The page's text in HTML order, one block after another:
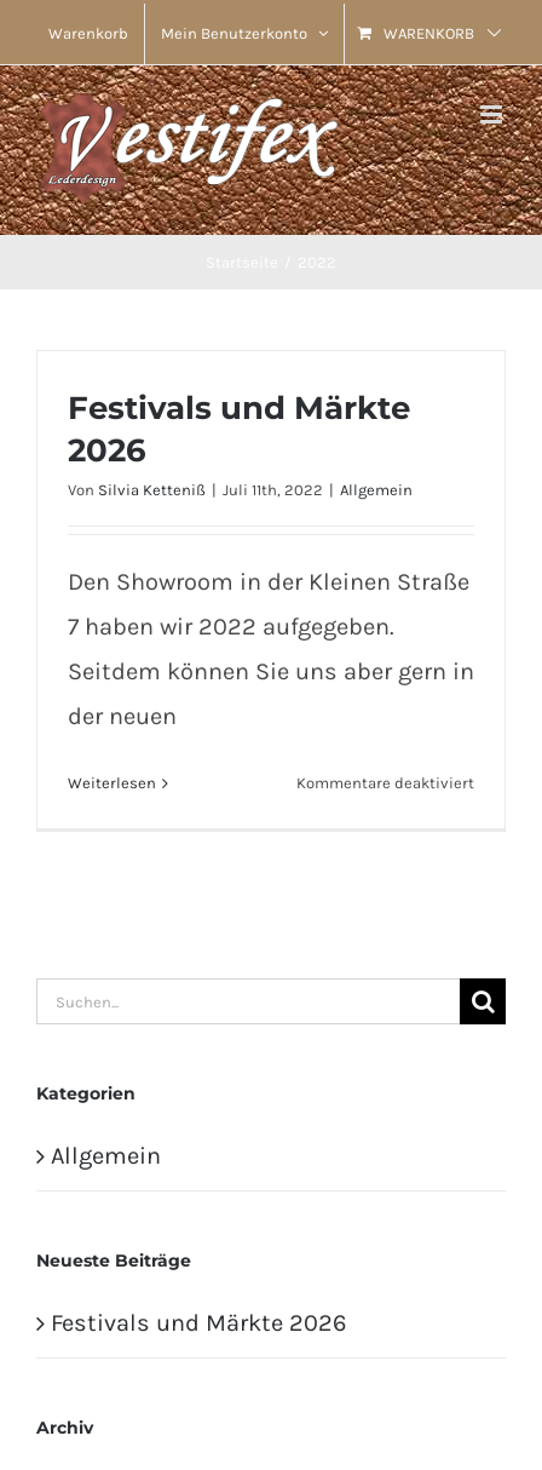
to
content
Warenkorb Mein Benutzerkonto WARENKORB
Festivals und Märkte
2026
Von Silvia Ketteniß | Juli 11th, 2022 | Allgemein
Den Showroom in der Kleinen Straße
7 haben wir 2022 aufgegeben.
Seitdem können Sie uns aber gern in
der neuen
Weiterlesen Kommentare deaktiviertfür
Suche
Kategorien
Allgemein
Neueste Beiträge
Festivals und Märkte 2026
Archiv